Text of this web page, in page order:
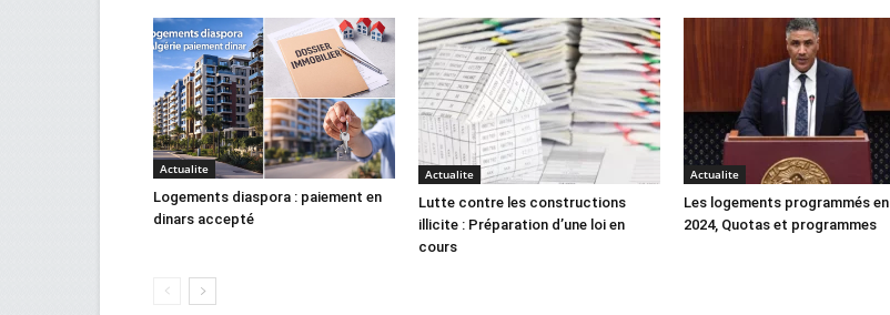
Actualite
Logements diaspora : paiement en
dinars accepté
Actualite
Lutte contre les constructions
illicite : Préparation d’une loi en
cours
Actualite
Les logements programmés en
2024, Quotas et programmes